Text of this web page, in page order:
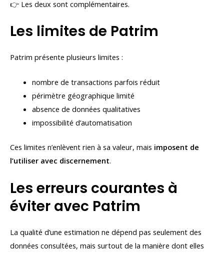
👉 Les deux sont complémentaires.
Les limites de Patrim
Patrim présente plusieurs limites :
nombre de transactions parfois réduit
périmètre géographique limité
absence de données qualitatives
impossibilité d’automatisation
Ces limites n’enlèvent rien à sa valeur, mais imposent de
l’utiliser avec discernement.
Les erreurs courantes à
éviter avec Patrim
La qualité d’une estimation ne dépend pas seulement des
données consultées, mais surtout de la manière dont elles